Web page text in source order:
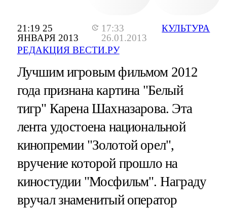
21:19 25
ЯНВАРЯ 2013
17:33
26.01.2013
РЕДАКЦИЯ ВЕСТИ.РУ
КУЛЬТУРА
Лучшим игровым фильмом 2012
года признана картина "Белый
тигр" Карена Шахназарова. Эта
лента удостоена национальной
кинопремии "Золотой орел",
вручение которой прошло на
киностудии "Мосфильм". Награду
вручал знаменитый оператор